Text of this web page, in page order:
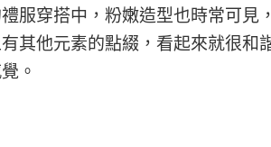
服穿搭中，粉嫩造型也時常可見
其他元素的點綴，看起來就很和
。